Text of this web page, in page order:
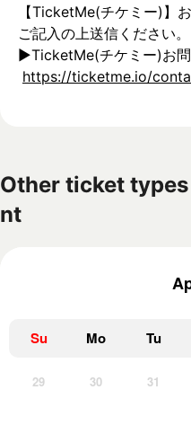
【TicketMe(チケミー)】
ご記入の上送信ください。
▶︎TicketMe(チケミー)お
https://ticketme.io/
Other ticket
nt
Su Mo Tu
29 30 31